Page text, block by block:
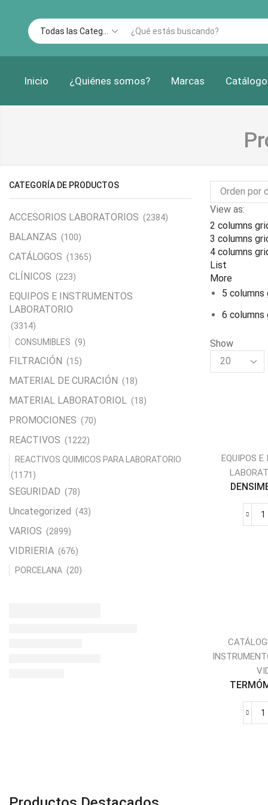
Inicio ¿Quiénes somos? Marcas
View as:
2 columns
3 columns
4 columns
List
More
5 columns
6 columns
Show
Products
per
EQUIPOS
CATEGORÍA DE PRODUCTOS
ACCESORIOS LABORATORIOS (2384)
BALANZAS (100)
CATÁLOGOS (1365)
CLÍNICOS (223)
EQUIPOS E INSTRUMENTOS
LABORATORIO
(3314)
CONSUMIBLES (9)
FILTRACIÓN (15)
MATERIAL DE CURACIÓN (18)
MATERIAL LABORATORIOL (18)
PROMOCIONES (70)
REACTIVOS (1222)
REACTIVOS QUIMICOS PARA LABORATORIO
(1171)
SEGURIDAD (78)
Uncategorized (43)
VARIOS (2899)
VIDRIERIA (676)
PORCELANA (20)